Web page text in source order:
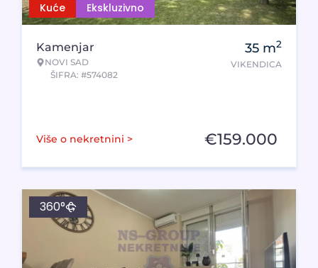
Kuće Ekskluzivno
Kamenjar
NOVI SAD
ŠIFRA: #574082
35 m2
VIKENDICA
Više o nekretnini > €159.000
360°